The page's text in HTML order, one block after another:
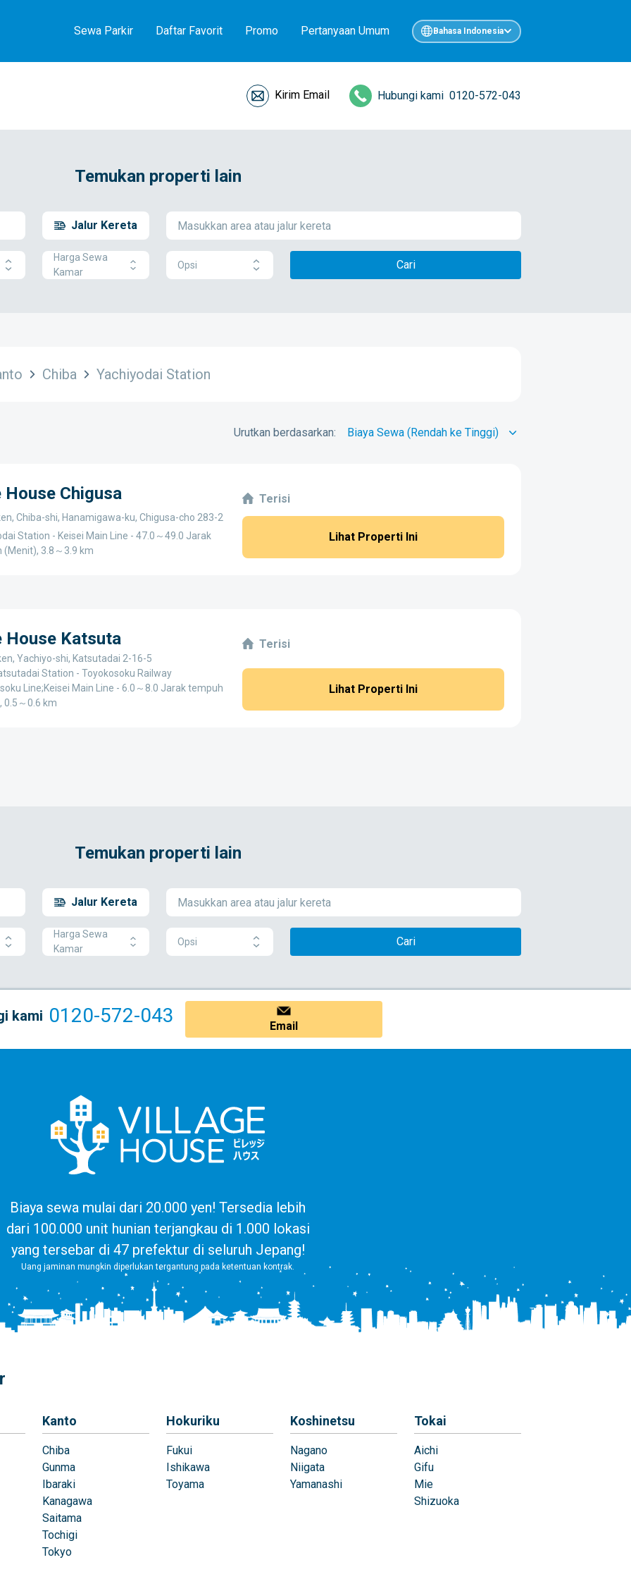
Sewa Parkir Daftar Favorit Promo Pertanyaan Umum Bahasa Indonesia
Kirim Email Hubungi kami 0120-572-043
Temukan properti lain
Jalur Kereta
Harga Sewa
Kamar
Opsi Cari
Chiba Yachiyodai Station
Urutkan berdasarkan:
House Chigusa
Chiba-shi, Hanamigawa-ku, Chigusa-cho 283-2
Station - Keisei Main Line - 47.0～49.0 Jarak
(Menit), 3.8～3.9 km
Terisi
Lihat Properti Ini
House Katsuta
Yachiyo-shi, Katsutadai 2-16-5
Station - Toyokosoku Railway
Line;Keisei Main Line - 6.0～8.0 Jarak tempuh
0.5～0.6 km
Terisi
Lihat Properti Ini
Temukan properti lain
Jalur Kereta
Harga Sewa
Kamar
Opsi Cari
kami 0120-572-043 Email
Biaya sewa mulai dari 20.000 yen! Tersedia lebih
dari 100.000 unit hunian terjangkau di 1.000 lokasi
yang tersebar di 47 prefektur di seluruh Jepang!
Uang jaminan mungkin diperlukan tergantung pada ketentuan kontrak.
Kanto
Chiba
Gunma
Ibaraki
Kanagawa
Saitama
Tochigi
Tokyo
Hokuriku
Fukui
Ishikawa
Toyama
Koshinetsu
Nagano
Niigata
Yamanashi
Tokai
Aichi
Gifu
Mie
Shizuoka